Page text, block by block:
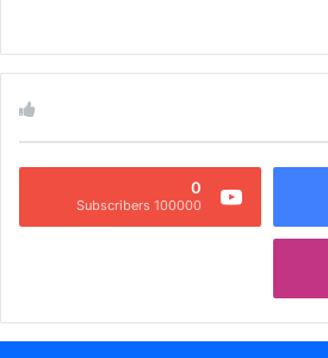
0
100000 Subscribers